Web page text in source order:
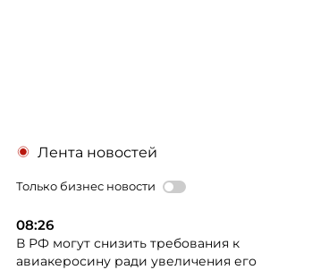
Лента новостей
Только бизнес новости
08:26
В РФ могут снизить требования к
авиакеросину ради увеличения его